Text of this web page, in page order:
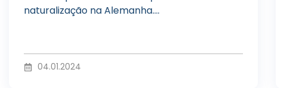
u
naturalização na Alemanha....
04.01.2024